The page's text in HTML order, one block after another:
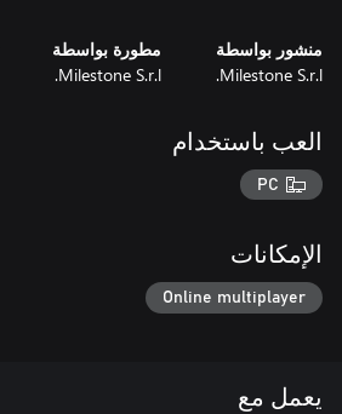
منشور بواسطة
Milestone S.r.l.
مطورة بواسطة
Milestone S.r.l.
العب باستخدام
PC
الإمكانات
Online multiplayer
يعمل مع